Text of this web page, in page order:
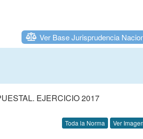
Ver Base Jurisprudencia
EJERCICIO 2017
Toda la Norma Ver